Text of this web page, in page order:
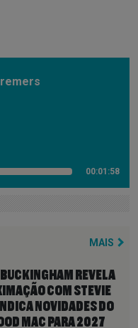
00:01:58
MAIS
REVELA
COM STEVIE
NOVIDADES DO
MAC PARA 2027